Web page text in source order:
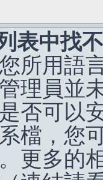
表中找
所用語
理員並
否可以
檔，您
更多的